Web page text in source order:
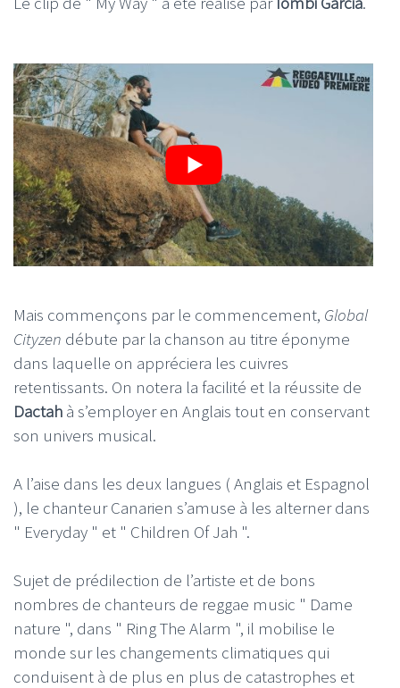
Mais commençons par le commencement, Global
Cityzen débute par la chanson au titre éponyme
dans laquelle on appréciera les cuivres
retentissants. On notera la facilité et la réussite de
Dactah à s’employer en Anglais tout en conservant
son univers musical.
A l’aise dans les deux langues ( Anglais et Espagnol
), le chanteur Canarien s’amuse à les alterner dans
" Everyday " et " Children Of Jah ".
Sujet de prédilection de l’artiste et de bons
nombres de chanteurs de reggae music " Dame
nature ", dans " Ring The Alarm ", il mobilise le
monde sur les changements climatiques qui
conduisent à de plus en plus de catastrophes et